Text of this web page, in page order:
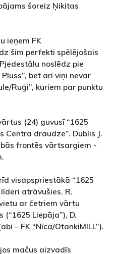
šoreiz Ņikitas
ieņem FK
šim perfekti spēlējošais
noslēdz pie
bet arī viņi nevar
Ruģi”, kuriem par punktu
(24) guvusī “1625
Centra draudze”. Dublis J.
frontēs vārtsargiem -
visapspriestākā “1625
atrāvušies. R.
ar četriem vārtu
Liepāja”), D.
– FK “Nīca/OtankiMILL”).
mačus aizvadīs